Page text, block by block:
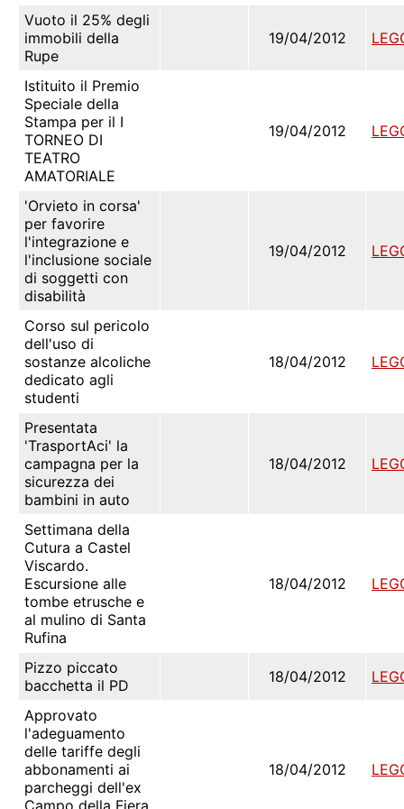
Vuoto il 25% degli
immobili della
Rupe
19/04/2012
Istituito il Premio
Speciale della
Stampa per il I
TORNEO DI
TEATRO
AMATORIALE
19/04/2012
'Orvieto in corsa'
per favorire
l'integrazione e
l'inclusione sociale
di soggetti con
disabilità
19/04/2012
Corso sul pericolo
dell'uso di
sostanze alcoliche
dedicato agli
studenti
18/04/2012
Presentata
'TrasportAci' la
campagna per la
sicurezza dei
bambini in auto
18/04/2012
Settimana della
Cutura a Castel
Viscardo.
Escursione alle
tombe etrusche e
al mulino di Santa
Rufina
18/04/2012
Pizzo piccato
bacchetta il PD
18/04/2012
Approvato
l'adeguamento
delle tariffe degli
abbonamenti ai
parcheggi dell'ex
Campo della Fiera
18/04/2012